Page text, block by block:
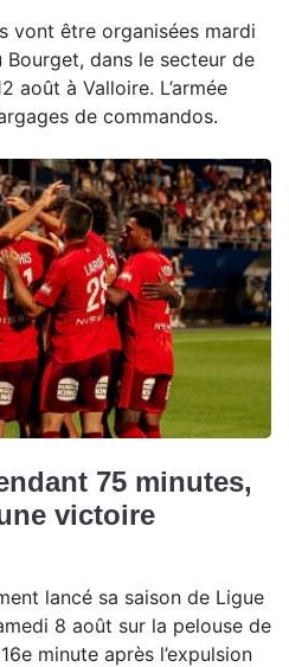
vont être organisées mardi
Bourget, dans le secteur de
août à Valloire. L’armée
de commandos.
75 minutes,
victoire
lancé sa saison de Ligue
8 août sur la pelouse de
minute après l’expulsion